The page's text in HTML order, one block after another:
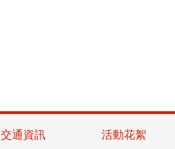
交通資訊 活動花絮